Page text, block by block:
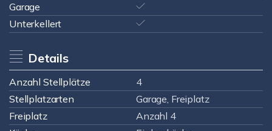
Garage
Unterkellert
Details
Anzahl Stellplätze
4
Stellplatzarten
Garage, Freiplatz
Freiplatz
Anzahl 4